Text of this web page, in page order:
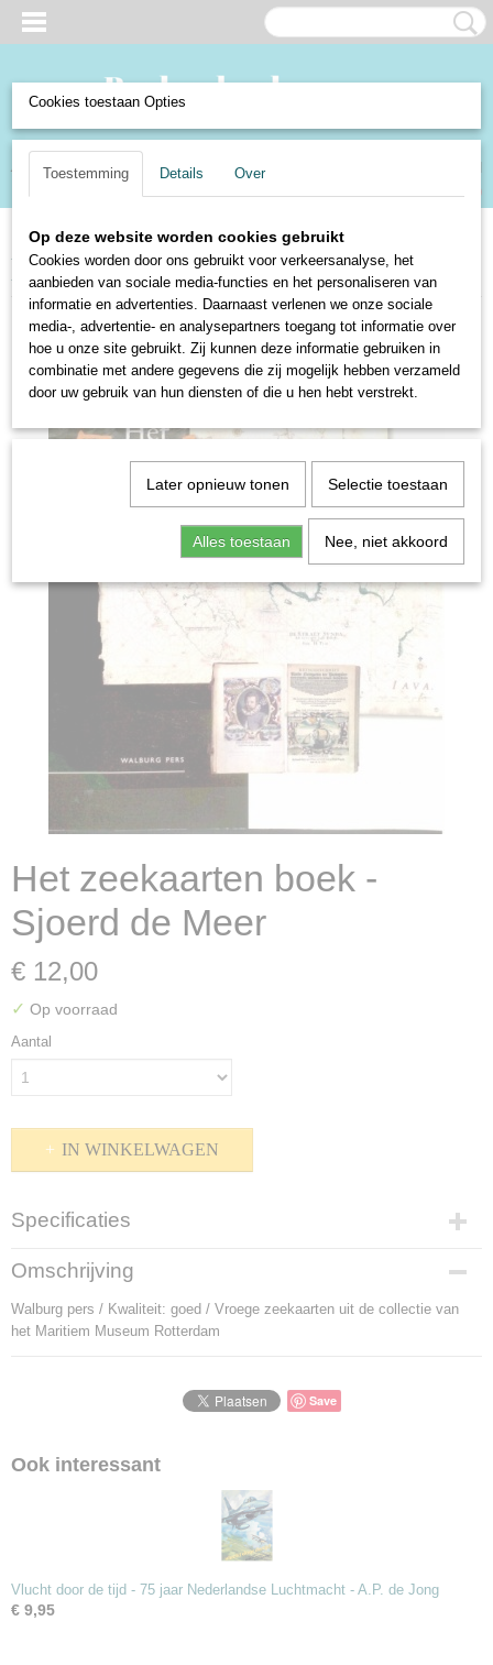
Inloggen Registreren
(0)
Home>Boeken en Strips> Boeken>Non-Fictie>Verkeer en Vervoer
Het zeekaarten boek - Sjoerd de Meer
Het zeekaarten boek -
Sjoerd de Meer
€ 12,00
✓ Op voorraad
Aantal
IN WINKELWAGEN
Specificaties
Productcode
P-912162
Bruto gewicht
620,00 g
Omschrijving
Walburg pers / Kwaliteit: goed / Vroege zeekaarten uit de collectie van
het Maritiem Museum Rotterdam
Save
Ook interessant
Vlucht door de tijd - 75 jaar Nederlandse Luchtmacht - A.P. de Jong
€ 9,95
Cookies toestaan Opties
Toestemming Details Over
Op deze website worden cookies gebruikt
Cookies worden door ons gebruikt voor verkeersanalyse, het
aanbieden van sociale media-functies en het personaliseren van
informatie en advertenties. Daarnaast verlenen we onze sociale
media-, advertentie- en analysepartners toegang tot informatie over
hoe u onze site gebruikt. Zij kunnen deze informatie gebruiken in
combinatie met andere gegevens die zij mogelijk hebben verzameld
door uw gebruik van hun diensten of die u hen hebt verstrekt.
Later opnieuw tonen Selectie toestaan
Alles toestaan Nee, niet akkoord